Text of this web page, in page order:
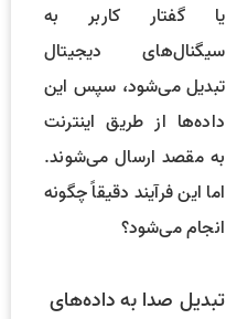
یا گفتار کاربر به
سیگنال‌های دیجیتال
تبدیل می‌شود، سپس این
داده‌ها از طریق اینترنت
به مقصد ارسال می‌شوند.
اما این فرآیند دقیقاً چگونه
انجام می‌شود؟
تبدیل صدا به داده‌های